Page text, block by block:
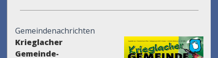
Gemeindenachrichten
Krieglacher
Gemeinde-